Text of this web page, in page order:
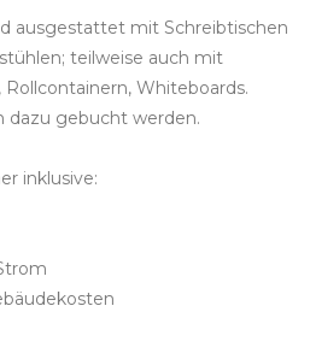
ausgestattet mit Schreibtischen
teilweise auch mit
Whiteboards.
dazu gebucht werden.
inklusive: